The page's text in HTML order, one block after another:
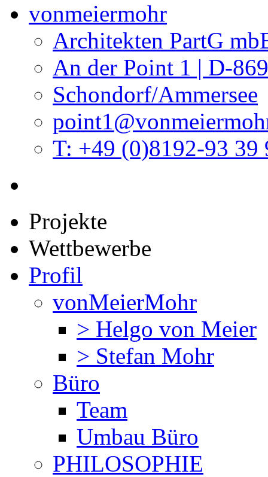
vonmeiermohr
Architekten PartG
An der Point 1 | D-
Schondorf/Ammersee
T: +49 (0)8192-93 39
Projekte
Wettbewerbe
Profil
vonMeierMohr
> Helgo von Meier
> Stefan Mohr
Büro
Team
Umbau Büro
PHILOSOPHIE